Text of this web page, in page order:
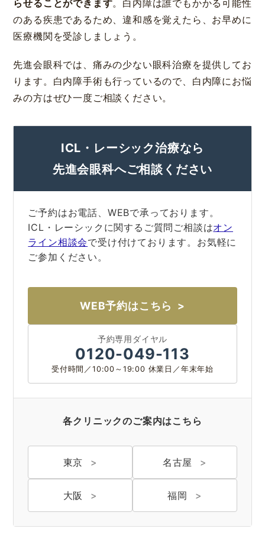
らせることができます。白内障は誰でもかかる可能性
のある疾患であるため、違和感を覚えたら、お早めに
医療機関を受診しましょう。
先進会眼科では、痛みの少ない眼科治療を提供してお
ります。白内障手術も行っているので、白内障にお悩
みの方はぜひ一度ご相談ください。
ICL・レーシック治療なら
先進会眼科へご相談ください
ご予約はお電話、WEBで承っております。
ICL・レーシックに関するご質問ご相談はオン
ライン相談会で受け付けております。お気軽に
ご参加ください。
WEB予約はこちら
予約専用ダイヤル
0120-049-113
受付時間／10:00～19:00 休業日／年末年始
各クリニックのご案内はこちら
東京 名古屋
大阪 福岡
東京 新宿 名古屋 栄
大阪 梅田（本院） 福岡 天神
大阪 梅田(本院) 東京 新宿
大名古屋 名古屋 栄
福岡 天神